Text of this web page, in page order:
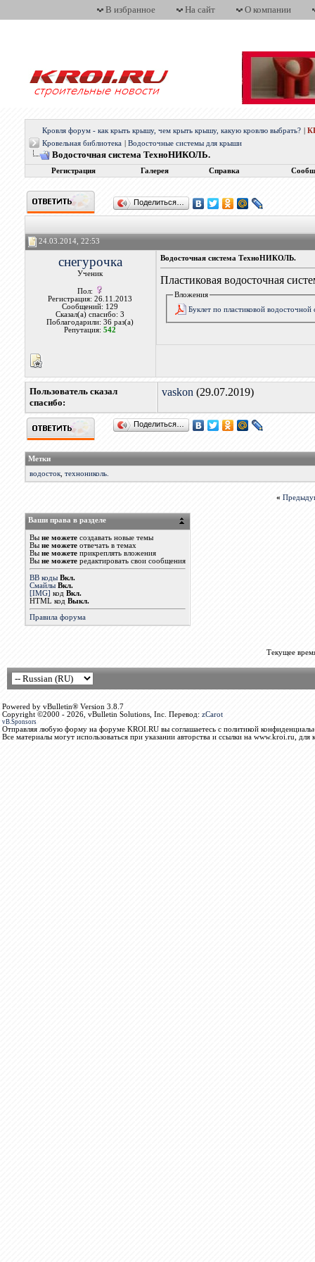
В избранное На сайт О компании
Кровля форум - как крыть крышу, чем крыть крышу, какую кровлю выбрать?
Кровельная библиотека
Водосточные системы для крыши
Водосточная система ТехноНИКОЛЬ.
Регистрация Галерея Справка
Поделиться…
24.03.2014, 22:53
снегурочка
Ученик
Пол:
Регистрация: 26.11.2013
Сообщений: 129
Сказал(а) спасибо: 3
Поблагодарили: 36 раз(а)
Репутация:542
Водосточная система ТехноНИКОЛЬ.
Пластиковая водосточная
Вложения
Буклет по пластиковой
Пользователь сказал
cпасибо:
vaskon (29.07.2019)
Поделиться…
Метки
водосток, технониколь.
«
Ваши права в разделе
Вы не можетесоздавать новые темы
Вы не можетеотвечать в темах
Вы не можетеприкреплять вложения
Вы не можетередактировать свои сообщения
BB коды Вкл.
Смайлы Вкл.
[IMG] код Вкл.
HTML код Выкл.
Правила форума
Текущее
Powered by vBulletin® Version 3.8.7
Copyright ©2000 - 2026, vBulletin Solutions, Inc. Перевод: zCarot
vB.Sponsors
Отправляя любую форму на форуме KROI.RU вы соглашаетесь с политикой
Все материалы могут использоваться при указании авторства и ссылки на www.kroi.ru, для